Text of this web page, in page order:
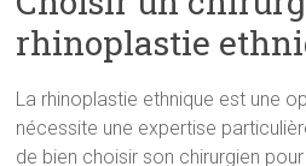
rhinoplastie
La rhinoplastie ethnique est une
nécessite une expertise
de bien choisir son chirurgien